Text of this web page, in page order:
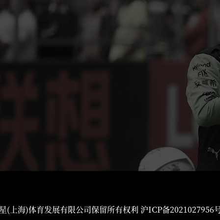
(上海)体育发展有限公司保留所有权利 沪ICP备2021027956